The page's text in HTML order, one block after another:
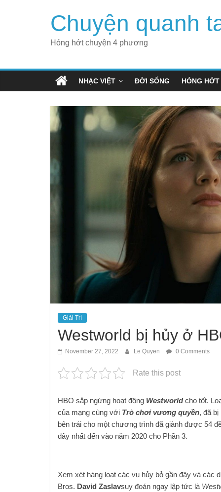
Chuyện quanh
Hóng hớt chuyện 4 phương
NHẠC VIỆT ĐỜI SỐNG HÓNG HỚT
Giải Trí
Westworld bị hủy ở
November 27, 2022 Le Quyen 0 Comments
Rate this post
HBO sắp ngừng hoạt động Westworldcho tốt.
của mạng cùng với Trò chơi vương quyền, đã
bên trái cho một chương trình đã giành được 54
đây nhất đến vào năm 2020 cho Phần 3.
Xem xét hàng loạt các vụ hủy bỏ gần đây và các
Bros. David Zaslavsuy đoán ngay lập tức là